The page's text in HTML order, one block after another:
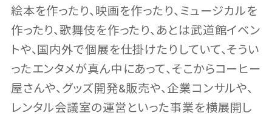
絵本を作ったり、映画を作ったり、ミュージカルを
作ったり、歌舞伎を作ったり、あとは武道館イベン
トや、国内外で個展を仕掛けたりしていて、そうい
ったエンタメが真ん中にあって、そこからコーヒー
屋さんや、グッズ開発&販売や、企業コンサルや、
レンタル会議室の運営といった事業を横展開し